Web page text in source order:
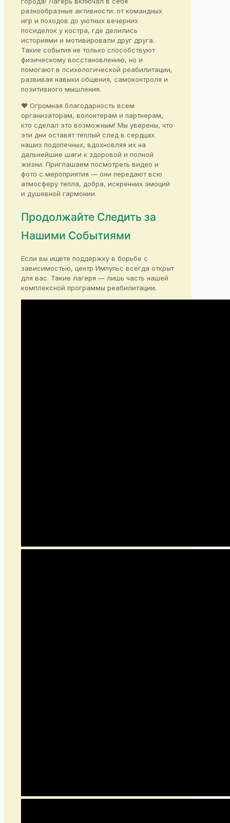
разнообразные активности: от командных
игр и походов до уютных вечерних
посиделок у костра, где делились
историями и мотивировали друг друга.
Такие события не только способствуют
физическому восстановлению, но и
помогают в психологической реабилитации,
развивая навыки общения, самоконтроля и
позитивного мышления.
❤️ Огромная благодарность всем
организаторам, волонтерам и партнерам,
кто сделал это возможным! Мы уверены, что
эти дни оставят теплый след в сердцах
наших подопечных, вдохновляя их на
дальнейшие шаги к здоровой и полной
жизни. Приглашаем посмотреть видео и
фото с мероприятия — они передают всю
атмосферу тепла, добра, искренних эмоций
и душевной гармонии.
Продолжайте Следить за
Нашими Событиями
Если вы ищете поддержку в борьбе с
зависимостью, центр Импульс всегда открыт
для вас. Такие лагеря — лишь часть нашей
комплексной программы реабилитации.